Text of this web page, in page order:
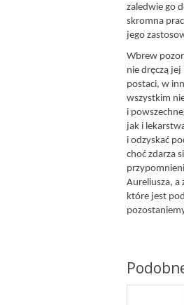
zaledwie go
skromna
jego
Wbrew
nie dręczą
postaci, w
wszystkim
i
jak i
i odzyskać
choć zdarza
Aureliusza, a
które jest